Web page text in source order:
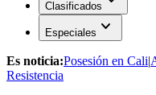
Clasificados
Especiales expand_more
Es noticia:Posesión en Cali|
Resistencia